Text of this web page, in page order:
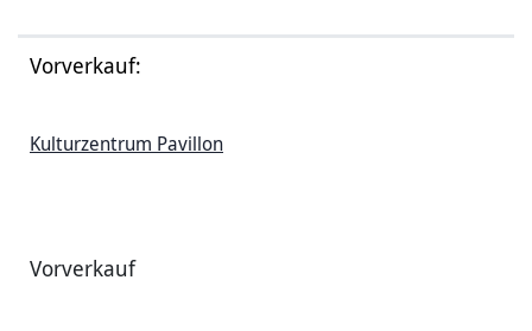
Vorverkauf:
Kulturzentrum Pavillon
Vorverkauf